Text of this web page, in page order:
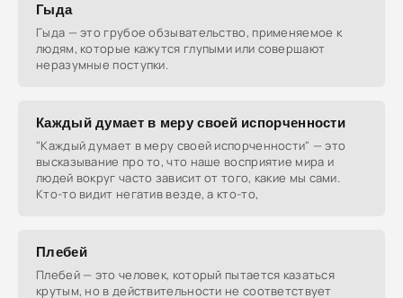
Гыда
Гыда — это грубое обзывательство, применяемое к
людям, которые кажутся глупыми или совершают
неразумные поступки.
Каждый думает в меру своей испорченности
"Каждый думает в меру своей испорченности" — это
высказывание про то, что наше восприятие мира и
людей вокруг часто зависит от того, какие мы сами.
Кто-то видит негатив везде, а кто-то,
Плебей
Плебей — это человек, который пытается казаться
крутым, но в действительности не соответствует